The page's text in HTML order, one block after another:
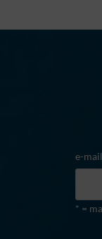
e-
* =